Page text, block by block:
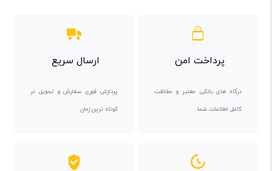
پرداخت امن
درگاه های بانکی معتبر و حفاظت
کامل اطلاعات شما.
ارسال سریع
پردازش فوری سفارش و تحویل در
کوتاه ترین زمان.